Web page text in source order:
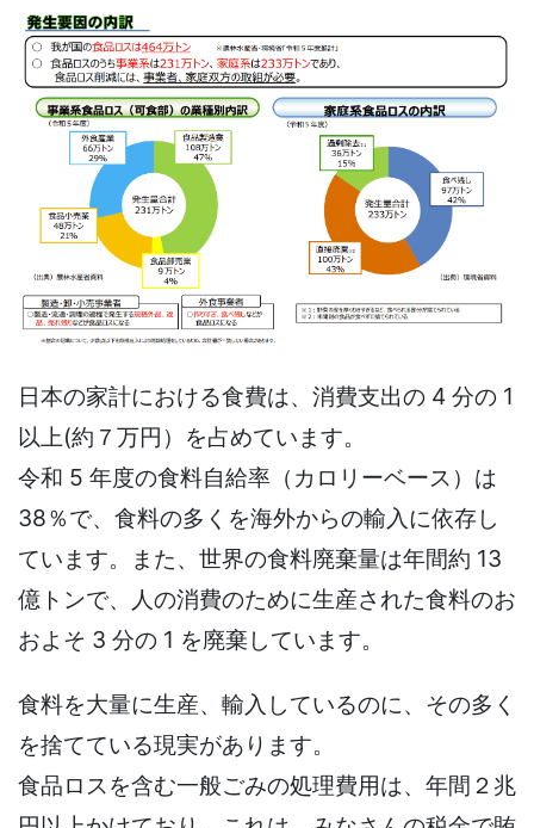
日本の家計における食費は、消費支出の 4 分の 1
以上(約７万円）を占めています。
令和 5 年度の食料自給率（カロリーベース）は
38％で、食料の多くを海外からの輸入に依存し
ています。また、世界の食料廃棄量は年間約 13
億トンで、人の消費のために生産された食料のお
およそ 3 分の 1 を廃棄しています。
食料を大量に生産、輸入しているのに、その多く
を捨てている現実があります。
食品ロスを含む一般ごみの処理費用は、年間２兆